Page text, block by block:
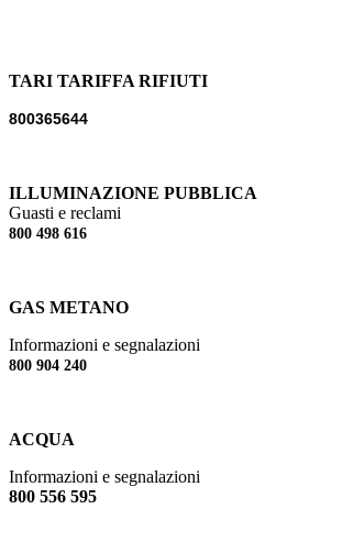
TARI TARIFFA RIFIUTI
800365644
ILLUMINAZIONE PUBBLICA
Guasti e reclami
800 498 616
GAS METANO
Informazioni e segnalazioni
800 904 240
ACQUA
Informazioni e segnalazioni
800 556 595